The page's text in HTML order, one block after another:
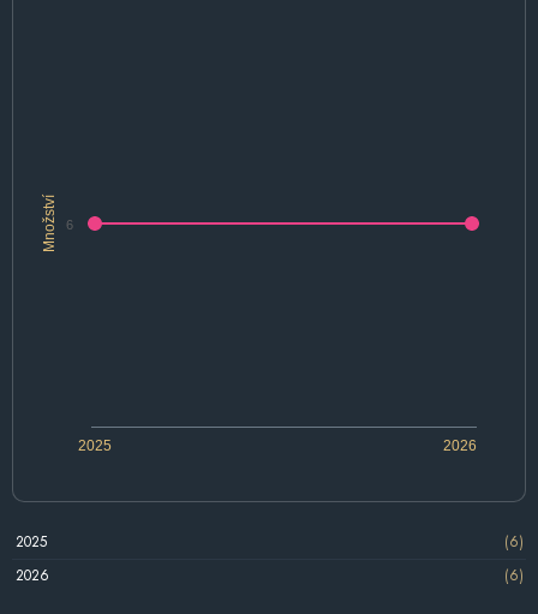
Množství
2025 2026
6
2025
(6)
2026
(6)